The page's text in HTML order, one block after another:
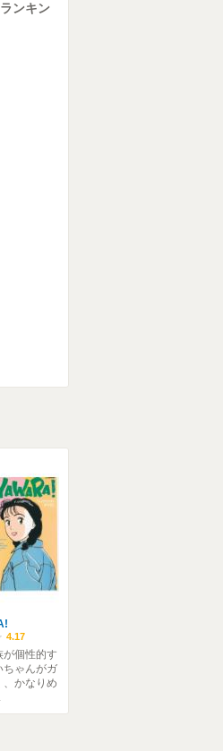
ンキン
4.17
が個性的す
ちゃんがガ
、かなりめ